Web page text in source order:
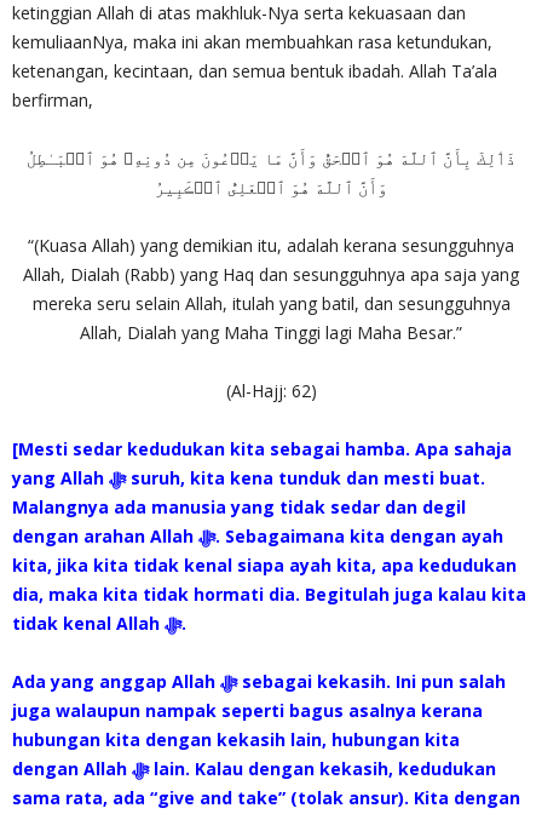
ketinggian Allah di atas makhluk-Nya serta kekuasaan dan
kemuliaanNya, maka ini akan membuahkan rasa ketundukan,
ketenangan, kecintaan, dan semua bentuk ibadah. Allah Ta’ala
berfirman,
ذَٲلِكَ بِأَنَّ ٱللَّهَ هُوَ ٱلۡحَقُّ وَأَنَّ مَا يَدۡعُونَ مِن دُونِهِۦ هُوَ ٱلۡبَـٰطِلُ
وَأَنَّ ٱللَّهَ هُوَ ٱلۡعَلِىُّ ٱلۡڪَبِيرُ
“(Kuasa Allah) yang demikian itu, adalah kerana sesungguhnya
Allah, Dialah (Rabb) yang Haq dan sesungguhnya apa saja yang
mereka seru selain Allah, itulah yang batil, dan sesungguhnya
Allah, Dialah yang Maha Tinggi lagi Maha Besar.”
(Al-Hajj: 62)
[Mesti sedar kedudukan kita sebagai hamba. Apa sahaja
yang Allah ‎ﷻ suruh, kita kena tunduk dan mesti buat.
Malangnya ada manusia yang tidak sedar dan degil
dengan arahan Allah ‎ﷻ. Sebagaimana kita dengan ayah
kita, jika kita tidak kenal siapa ayah kita, apa kedudukan
dia, maka kita tidak hormati dia. Begitulah juga kalau kita
tidak kenal Allah ‎ﷻ.
Ada yang anggap Allah ‎ﷻ sebagai kekasih. Ini pun salah
juga walaupun nampak seperti bagus asalnya kerana
hubungan kita dengan kekasih lain, hubungan kita
dengan Allah ‎ﷻ lain. Kalau dengan kekasih, kedudukan
sama rata, ada “give and take” (tolak ansur). Kita dengan